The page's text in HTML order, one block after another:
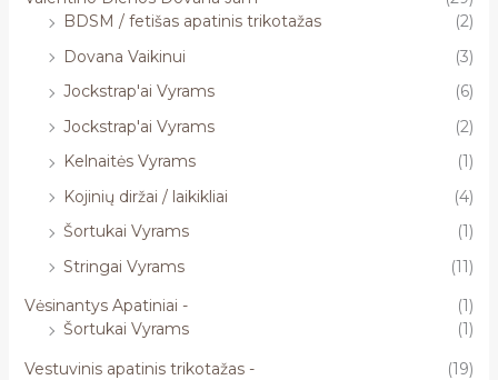
BDSM / fetišas apatinis trikotažas
(2)
Dovana Vaikinui
(3)
Jockstrap'ai Vyrams
(6)
Jockstrap'ai Vyrams
(2)
Kelnaitės Vyrams
(1)
Kojinių diržai / laikikliai
(4)
Šortukai Vyrams
(1)
Stringai Vyrams
(11)
Vėsinantys Apatiniai -
(1)
Šortukai Vyrams
(1)
Vestuvinis apatinis trikotažas -
(19)